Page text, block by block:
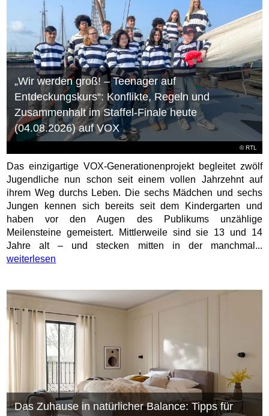
©RTL
„Wir werden groß! – Teenager auf
Entdeckungskurs“: Konflikte, Regeln und
Zusammenhalt im Staffel-Finale heute
(04.08.2026) auf VOX
Das einzigartige VOX-Generationenprojekt begleitet zwölf
Jugendliche nun schon seit einem vollen Jahrzehnt auf
ihrem Weg durchs Leben. Die sechs Mädchen und sechs
Jungen kennen sich bereits seit dem Kindergarten und
haben vor den Augen des Publikums unzählige
Meilensteine gemeistert. Mittlerweile sind sie 13 und 14
Jahre alt – und stecken mitten in der manchmal...
weiterlesen
Das Zuhause in natürlicher Balance: Tipps für